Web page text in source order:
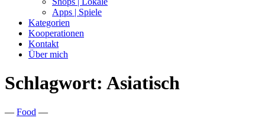
Apps | Spiele
Kategorien
Kooperationen
Kontakt
Über mich
Nia Latea
Schlagwort: Asiatisch
— Food —